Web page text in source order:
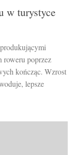
w turystyce
roweru poprzez
kończąc. Wzrost
lepsze